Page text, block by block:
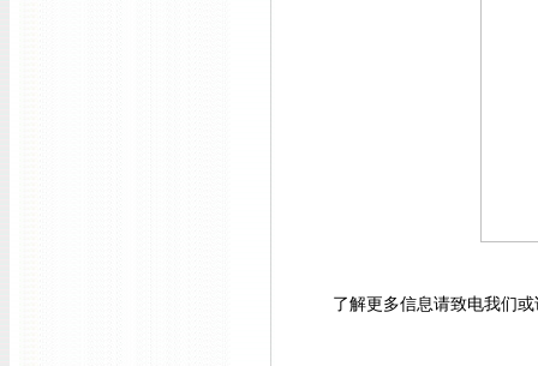
了解更多信息请致电我们